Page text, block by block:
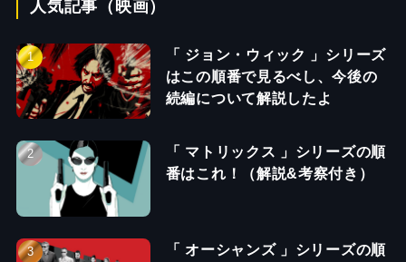
人気記事（映画）
「 ジョン・ウィック 」シリーズ
はこの順番で見るべし、今後の
続編について解説したよ
「 マトリックス 」シリーズの順
番はこれ！（解説&考察付き）
「 オーシャンズ 」シリーズの順